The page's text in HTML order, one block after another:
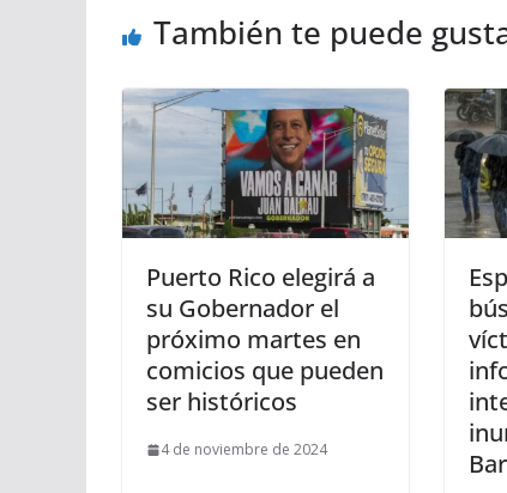
También te puede
Puerto Rico elegirá a
su Gobernador el
próximo martes en
comicios que pueden
ser históricos
4 de noviembre de 2024